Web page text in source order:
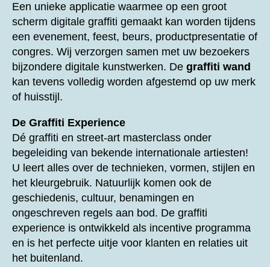
Een unieke applicatie waarmee op een groot
scherm digitale graffiti gemaakt kan worden tijdens
een evenement, feest, beurs, productpresentatie of
congres. Wij verzorgen samen met uw bezoekers
bijzondere digitale kunstwerken. De graffiti wand
kan tevens volledig worden afgestemd op uw merk
of huisstijl.
De Graffiti Experience
Dé graffiti en street-art masterclass onder
begeleiding van bekende internationale artiesten!
U leert alles over de technieken, vormen, stijlen en
het kleurgebruik. Natuurlijk komen ook de
geschiedenis, cultuur, benamingen en
ongeschreven regels aan bod. De graffiti
experience is ontwikkeld als incentive programma
en is het perfecte uitje voor klanten en relaties uit
het buitenland.